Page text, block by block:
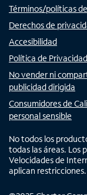
Términos/políticas
Derechos de
Accesibilidad
Política de
No vender ni
publicidad dirigida
Consumidores de
personal sensible
No todos los
todas las áreas. Los
Velocidades de
aplican restricciones.